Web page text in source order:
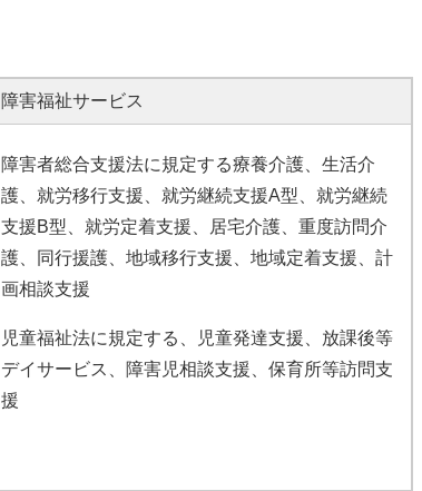
障害福祉サービス
障害者総合支援法に規定する療養介護、生活介
護、就労移行支援、就労継続支援A型、就労継続
支援B型、就労定着支援、居宅介護、重度訪問介
護、同行援護、地域移行支援、地域定着支援、計
画相談支援
児童福祉法に規定する、児童発達支援、放課後等
デイサービス、障害児相談支援、保育所等訪問支
援